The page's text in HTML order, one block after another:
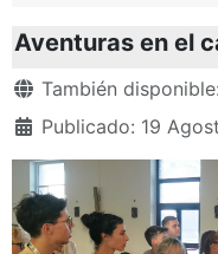
Aventuras en el
Detalles
También disponible:
Publicado: 19